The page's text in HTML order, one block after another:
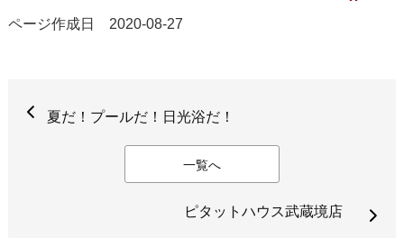
ページ作成日 2020-08-27
夏だ！プールだ！日光浴だ！
一覧へ
ピタットハウス武蔵境店